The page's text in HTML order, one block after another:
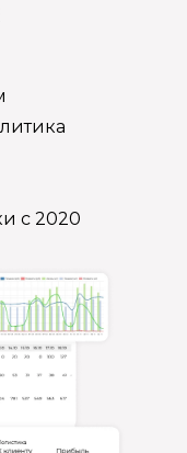
с 2020